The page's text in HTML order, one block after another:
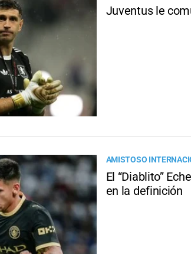
Juventus le
AMISTOSO
El “Diablito”
en la definición